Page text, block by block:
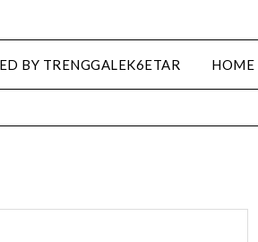
BY TRENGGALEK6ETAR HOME